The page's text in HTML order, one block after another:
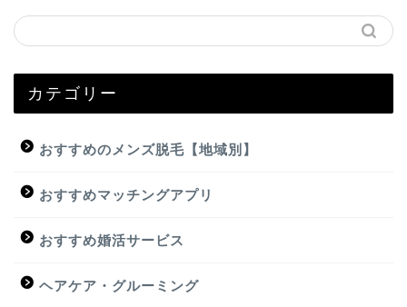
カテゴリー
おすすめのメンズ脱毛【地域別】
おすすめマッチングアプリ
おすすめ婚活サービス
ヘアケア・グルーミング